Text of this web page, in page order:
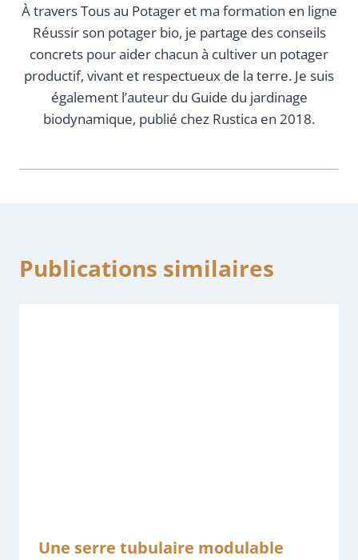
À travers Tous au Potager et ma formation en ligne
Réussir son potager bio, je partage des conseils
concrets pour aider chacun à cultiver un potager
productif, vivant et respectueux de la terre. Je suis
également l’auteur du Guide du jardinage
biodynamique, publié chez Rustica en 2018.
Publications similaires
Une serre tubulaire modulable